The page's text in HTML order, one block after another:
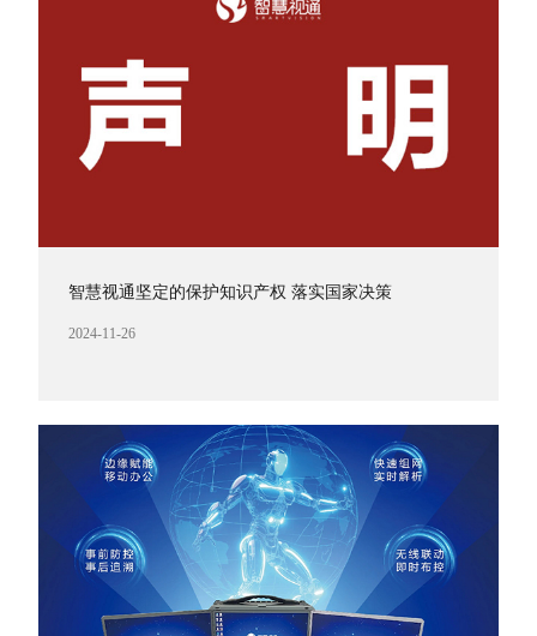
智慧视通坚定的保护知识产权 落实国家决策
2024-11-26